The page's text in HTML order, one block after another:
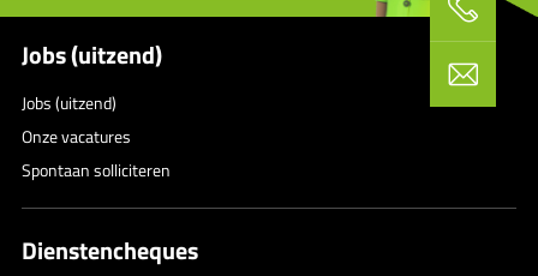
Jobs (uitzend)
Jobs (uitzend)
Onze vacatures
Spontaan solliciteren
Dienstencheques